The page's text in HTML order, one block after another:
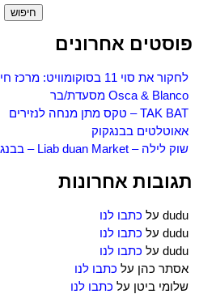
פוסטים אחרונים
לחקור את סוי 11 בסוקומוויט: מרכז חיי הלילה של בנגקוק
Osca & Blanco מסעדת/בר
TAK BAT – טקס מתן מנחה לנזירים
אאוטלטים בבנגקוק
שוק לילה – Liab duan Market – בבנגקוק
תגובות אחרונות
dudu על כתבו לנו
dudu על כתבו לנו
dudu על כתבו לנו
אסתר כהן על כתבו לנו
שלומי ביטן על כתבו לנו